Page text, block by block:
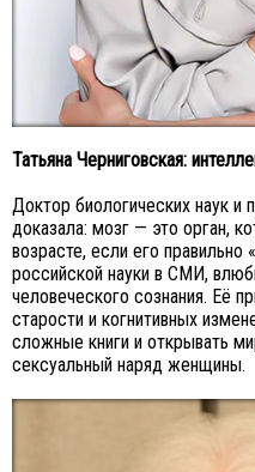
Татьяна Черниговская:
Доктор биологических наук и
доказала: мозг — это орган,
возрасте, если его
российской науки в СМИ,
человеческого сознания. Её
старости и когнитивных
сложные книги и открывать
сексуальный наряд женщины.